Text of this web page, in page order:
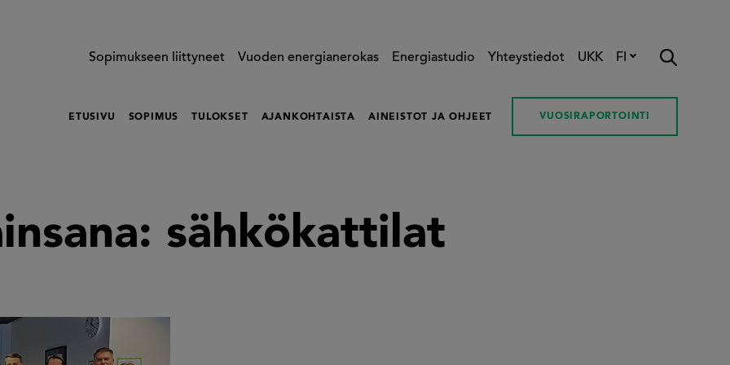
Sopimukseen liittyneet Vuoden energianerokas Energiastudio Yhteystiedot UKK FI
ETUSIVU SOPIMUS TULOKSET AJANKOHTAISTA AINEISTOT JA OHJEET VUOSIRAPORTOINTI
sähkökattilat